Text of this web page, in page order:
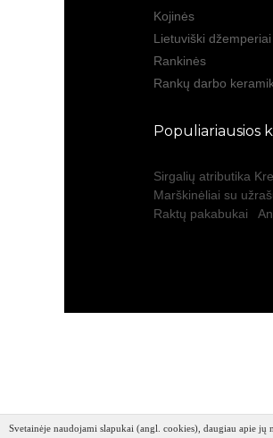
Kojinės
Lietuviški džemperiai
Rankinės
Rankų darbo
Populiariausios
Sirgalių atributika
Marškinėliai su
Raktų pakabukai
Svetainėje naudojami slapukai (angl. cookies), daugiau apie